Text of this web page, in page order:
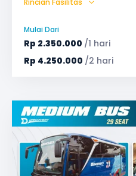
GPS
Microphone untuk
TV LED & Android System
Rincian Fasilitas
Mulai Dari
Rp 2.350.000 /1 hari
Rp 4.250.000 /2 hari